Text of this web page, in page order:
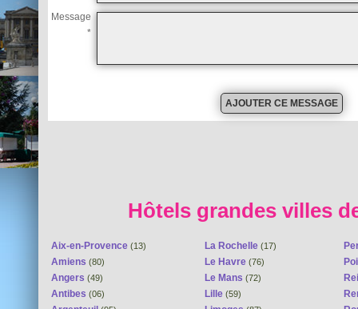
Message
*
Hôtels grandes villes
Aix-en-Provence (13)
Amiens (80)
Angers (49)
Antibes (06)
La Rochelle (17)
Le Havre (76)
Le Mans (72)
Lille (59)